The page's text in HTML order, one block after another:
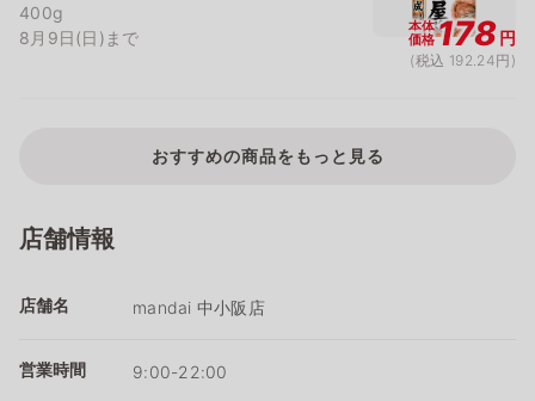
400g
8月9日(日)まで
本体
価格178円
(税込 192.24円)
おすすめの商品をもっと見る
店舗情報
店舗名 mandai 中小阪店
営業時間 9:00-22:00